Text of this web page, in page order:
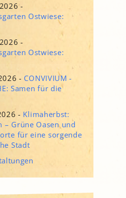
-
Ostwiese:
-
Ostwiese:
- CONVIVIUM -
Samen für die
- Klimaherbst:
– Grüne Oasen und
für eine sorgende
Stadt